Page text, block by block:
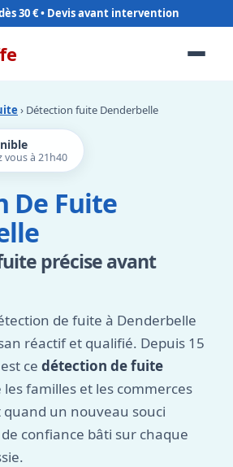
30 €
› Détection fuite Denderbelle
vous à 21h40
De Fuite
précise avant
de fuite à Denderbelle
réactif et qualifié. Depuis 15
ce détection de fuite
les familles et les commerces
un nouveau souci
confiance bâti sur chaque